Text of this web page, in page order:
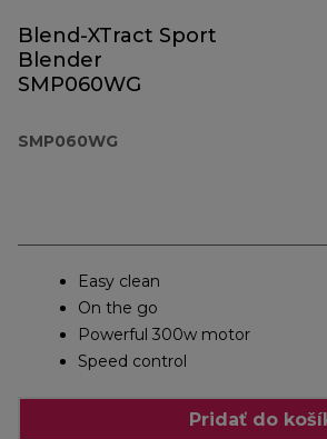
Blend-XTract Sport
Blender
SMP060WG
SMP060WG
Easy clean
On the go
Powerful 300w motor
Speed control
Pridať do